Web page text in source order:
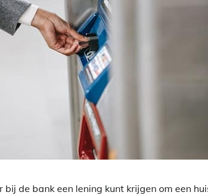
de bank een lening kunt krijgen om een